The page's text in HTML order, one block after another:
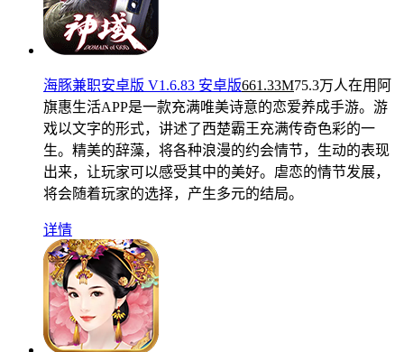
海豚兼职安卓版 V1.6.83 安卓版661.33M75.3万人在用 阿
旗惠生活APP是一款充满唯美诗意的恋爱养成手游。游
戏以文字的形式，讲述了西楚霸王充满传奇色彩的一
生。精美的辞藻，将各种浪漫的约会情节，生动的表现
出来，让玩家可以感受其中的美好。虐恋的情节发展，
将会随着玩家的选择，产生多元的结局。
详情